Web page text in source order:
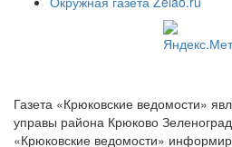
Газета «Крюковские ведомости»
управы района Крюково
«Крюковские ведомости»